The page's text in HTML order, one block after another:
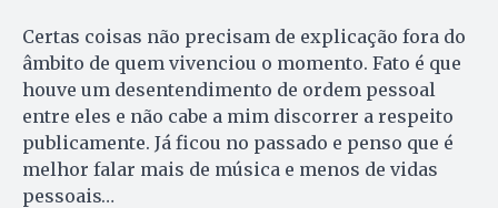
Certas coisas não precisam de explicação fora do
âmbito de quem vivenciou o momento. Fato é que
houve um desentendimento de ordem pessoal
entre eles e não cabe a mim discorrer a respeito
publicamente. Já ficou no passado e penso que é
melhor falar mais de música e menos de vidas
pessoais…